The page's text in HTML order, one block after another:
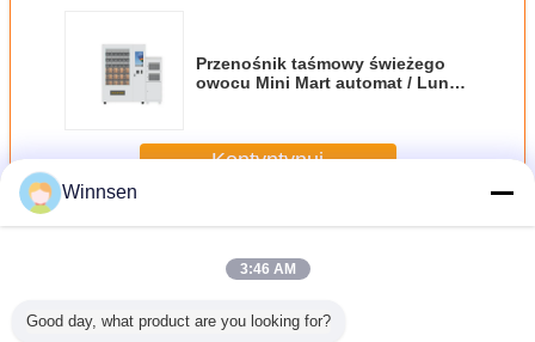
Przenośnik taśmowy świeżego
owocu Mini Mart automat / Lunch
Kontyntynuj
JeszczeMini Mart automat
Winnsen
3:46 AM
Good day, what product are you looking for?